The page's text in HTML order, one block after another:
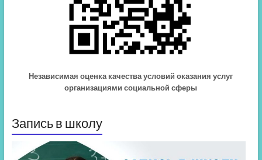
Независимая оценка качества условий оказания услуг
организациями социальной сферы
Запись в школу